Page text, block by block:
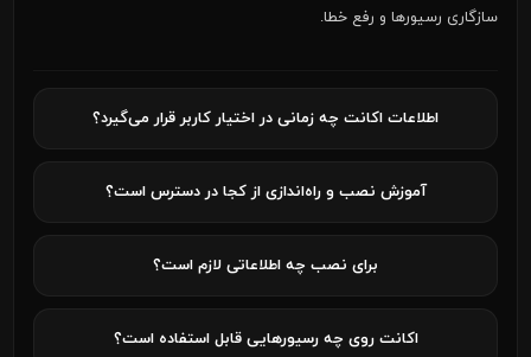
سازگاری رسیورها و رفع خطا.
اطلاعات اکانت چه زمانی در اختیار کاربر قرار می‌گیرد؟
آموزش نصب و راه‌اندازی از کجا در دسترس است؟
برای نصب چه اطلاعاتی لازم است؟
اکانت روی چه رسیورهایی قابل استفاده است؟